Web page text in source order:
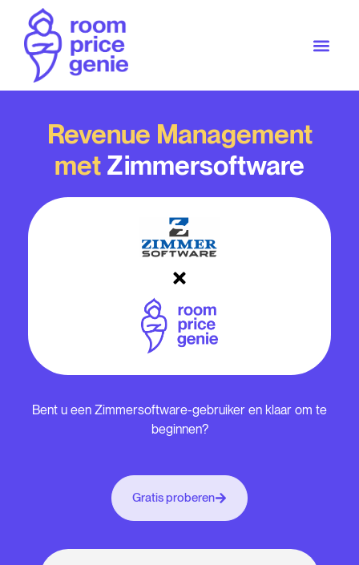
Revenue Management
met Zimmersoftware
Bent u een Zimmersoftware-gebruiker en klaar om te
beginnen?
Gratis proberen